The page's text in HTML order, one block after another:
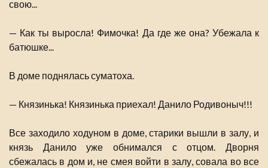
свою...
— Как ты выросла! Фимочка! Да где же она? Убежала к
батюшке...
В доме поднялась суматоха.
— Князинька! Князинька приехал! Данило Родивоныч!!!
Все заходило ходуном в доме, старики вышли в залу, и
князь Данило уже обнимался с отцом. Дворня
сбежалась в дом и, не смея войти в залу, совала во все